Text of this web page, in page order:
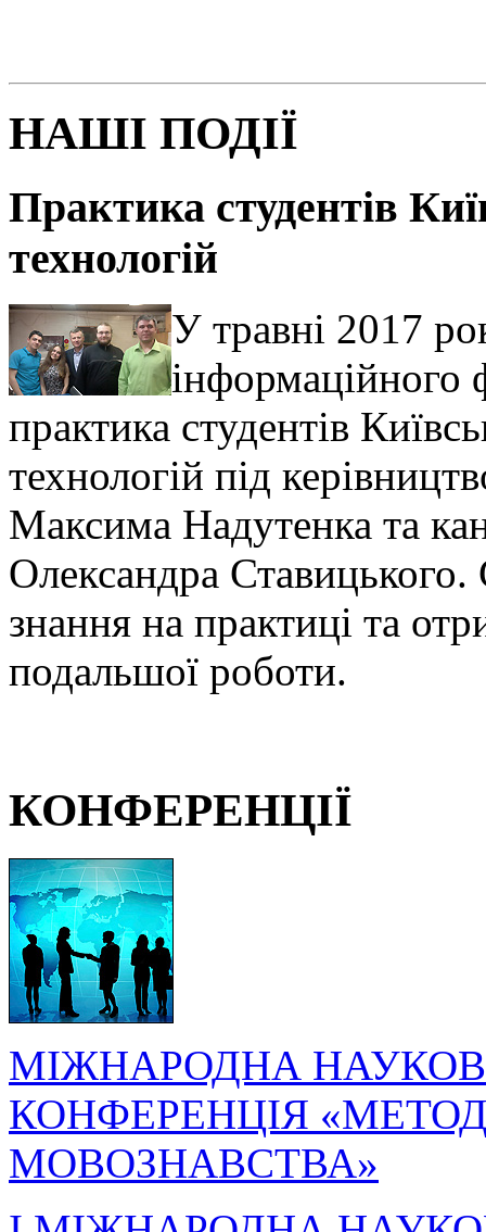
НАШІ ПОДІЇ
Практика студентів
технологій
У травні 2017
практика студентів
технологій під
Максима Надутенка та
Олександра Ставицького.
знання на практиці та
подальшої роботи.
КОНФЕРЕНЦІЇ
МІЖНАРОДНА
КОНФЕРЕНЦІЯ
МОВОЗНАВСТВА»